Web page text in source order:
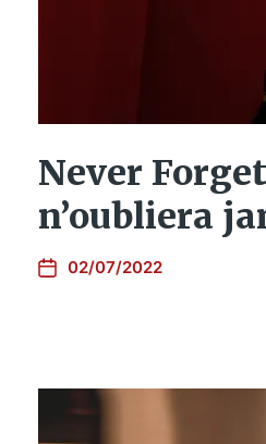
Never
n’oubliera
02/07/2022